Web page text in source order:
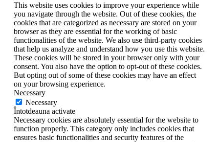
This website uses cookies to improve your experience while
you navigate through the website. Out of these cookies, the
cookies that are categorized as necessary are stored on your
browser as they are essential for the working of basic
functionalities of the website. We also use third-party cookies
that help us analyze and understand how you use this website.
These cookies will be stored in your browser only with your
consent. You also have the option to opt-out of these cookies.
But opting out of some of these cookies may have an effect
on your browsing experience.
Necessary
Necessary
Întotdeauna activate
Necessary cookies are absolutely essential for the website to
function properly. This category only includes cookies that
ensures basic functionalities and security features of the